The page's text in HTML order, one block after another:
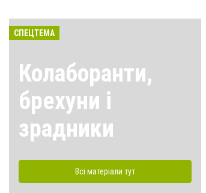
СПЕЦТЕМА
Колаборанти,
брехуни і
зрадники
Всі матеріали тут